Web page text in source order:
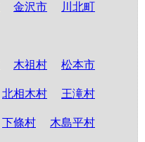
金沢市 川北町
木祖村 松本市
北相木村 王滝村
下條村 木島平村